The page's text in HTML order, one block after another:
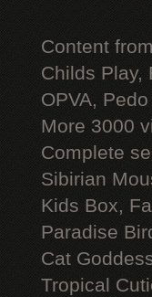
Content
Childs Play,
OPVA,
More 3000
Complete
Sibirian
Kids Box,
Paradise
Cat
Tropical